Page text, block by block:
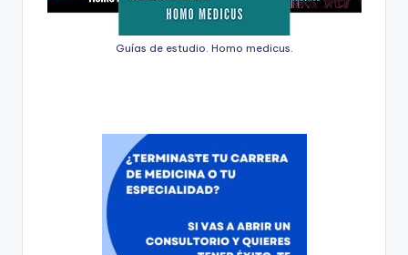
Guías de estudio. Homo medicus.